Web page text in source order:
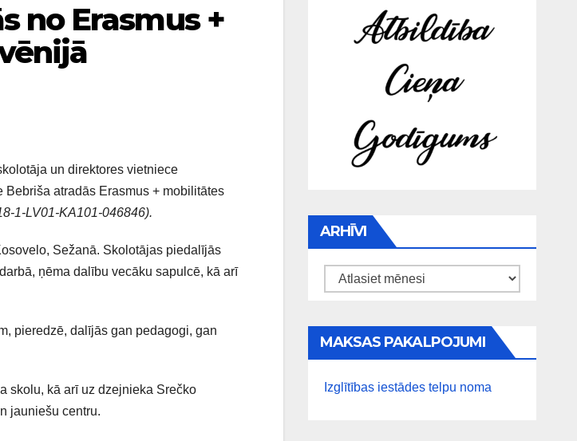
no Erasmus +
un direktores vietniece
atradās Erasmus + mobilitātes
1-LV01-KA101-046846).
Sežanā. Skolotājas piedalījās
ņēma dalību vecāku sapulcē, kā arī
pieredzē, dalījās gan pedagogi, gan
skolu, kā arī uz dzejnieka Srečko
jauniešu centru.
ARHĪVI
Arhīvi
MAKSAS PAKALPOJUMI
Izglītības iestādes telpu noma